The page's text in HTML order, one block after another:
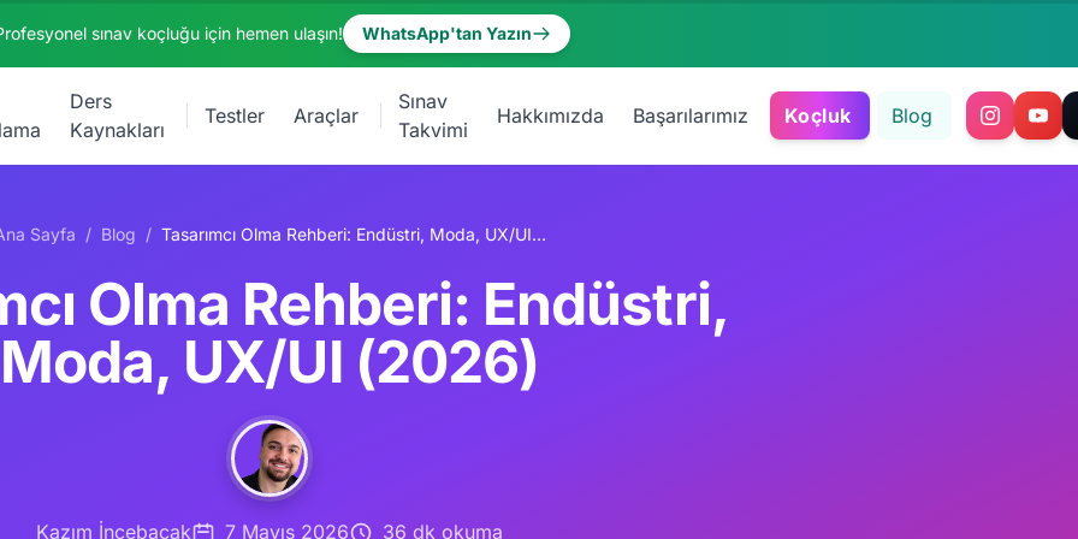
sınav koçluğu için hemen ulaşın! WhatsApp'tan Yazın
Ders
Kaynakları
Testler Araçlar
Sınav
Takvimi
Hakkımızda Başarılarımız Koçluk Blog
Sayfa / Blog / Tasarımcı Olma Rehberi: Endüstri, Moda, UX/UI (2026)
Olma Rehberi: Endüstri,
Moda, UX/UI (2026)
Kazım İncebacak 7 Mayıs 2026 36 dk okuma